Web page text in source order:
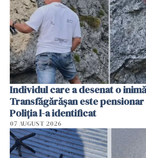
Individul care a desenat o
Transfăgărășan este pensionar
Poliția l-a identificat
07 AUGUST 2026